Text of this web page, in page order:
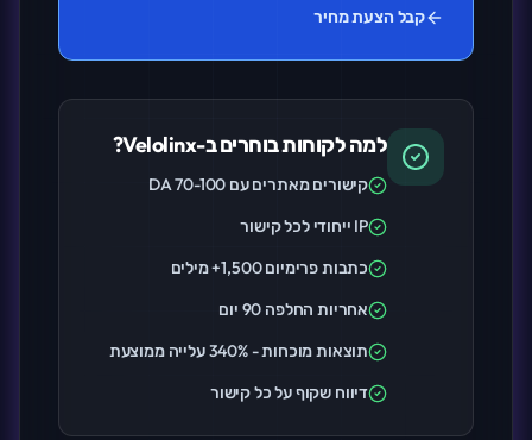
קבל הצעת מחיר
למה לקוחות בוחרים ב-Velolinx?
קישורים מאתרים עם DA 70-100
IP ייחודי לכל קישור
כתבות פרימיום 1,500+ מילים
אחריות החלפה 90 יום
תוצאות מוכחות - 340% עלייה ממוצעת
דיווח שקוף על כל קישור